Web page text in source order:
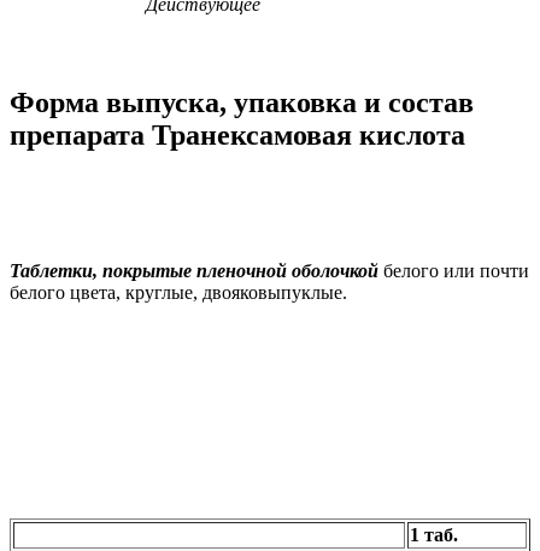
Форма выпуска, упаковка и состав
препарата Транексамовая кислота
Таблетки, покрытые пленочной оболочкой белого или почти
белого цвета, круглые, двояковыпуклые.
1 таб.